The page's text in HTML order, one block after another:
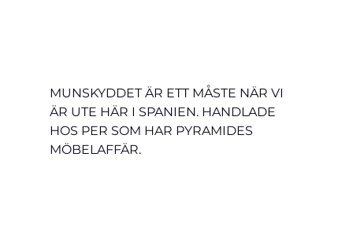
MUNSKYDDET ÄR ETT MÅSTE NÄR VI
ÄR UTE HÄR I SPANIEN. HANDLADE
HOS PER SOM HAR PYRAMIDES
MÖBELAFFÄR.